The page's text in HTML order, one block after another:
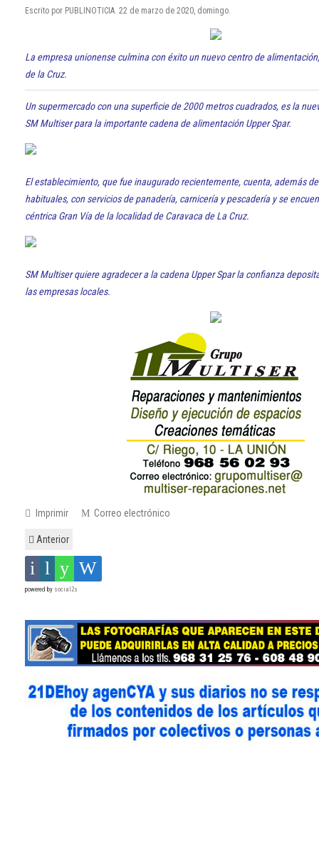
Escrito por PUBLINOTICIA. 22 de marzo de 2020, domingo.
La empresa unionense culmina con éxito un nuevo centro de
de la Cruz.
Un supermercado con una superficie de 2000 metros cuadrados, es la
SM Multiser para la importante cadena de alimentación Upper Spar.
El establecimiento, que fue inaugurado recientemente, cuenta, además
habituales, con servicios de panadería, carnicería y pescadería y se
céntrica Gran Vía de la localidad de Caravaca de La Cruz.
SM Multiser quiere agradecer a la cadena Upper Spar la confianza
las empresas locales.
Imprimir Correo electrónico
Anterior
powered by social2s